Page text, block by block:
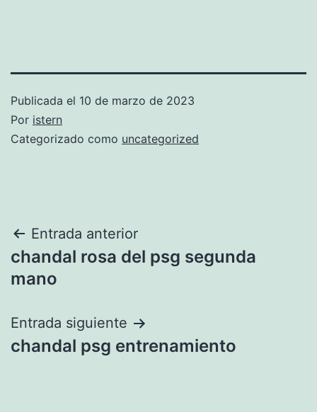
Publicada el 10 de marzo de 2023
Por istern
Categorizado como uncategorized
Navegación
de
Entrada anterior
chandal rosa del psg segunda
mano
Entrada siguiente
chandal psg entrenamiento